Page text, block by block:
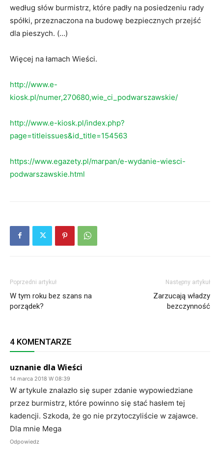
według słów burmistrz, które padły na posiedzeniu rady
spółki, przeznaczona na budowę bezpiecznych przejść
dla pieszych. (…)
Więcej na łamach Wieści.
http://www.e-
kiosk.pl/numer,270680,wie_ci_podwarszawskie/
http://www.e-kiosk.pl/index.php?
page=titleissues&id_title=154563
https://www.egazety.pl/marpan/e-wydanie-wiesci-
podwarszawskie.html
Poprzedni artykuł
W tym roku bez szans na
porządek?
Następny artykuł
Zarzucają władzy
bezczynność
4 KOMENTARZE
uznanie dla Wieści
14 marca 2018 W 08:39
W artykule znalazło się super zdanie wypowiedziane
przez burmistrz, które powinno się stać hasłem tej
kadencji. Szkoda, że go nie przytoczyliście w zajawce.
Dla mnie Mega
Odpowiedz